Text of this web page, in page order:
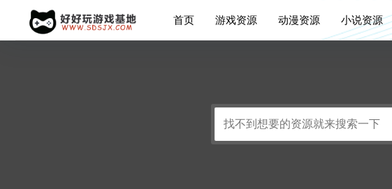
首页 游戏资源 动漫资源 小说资源